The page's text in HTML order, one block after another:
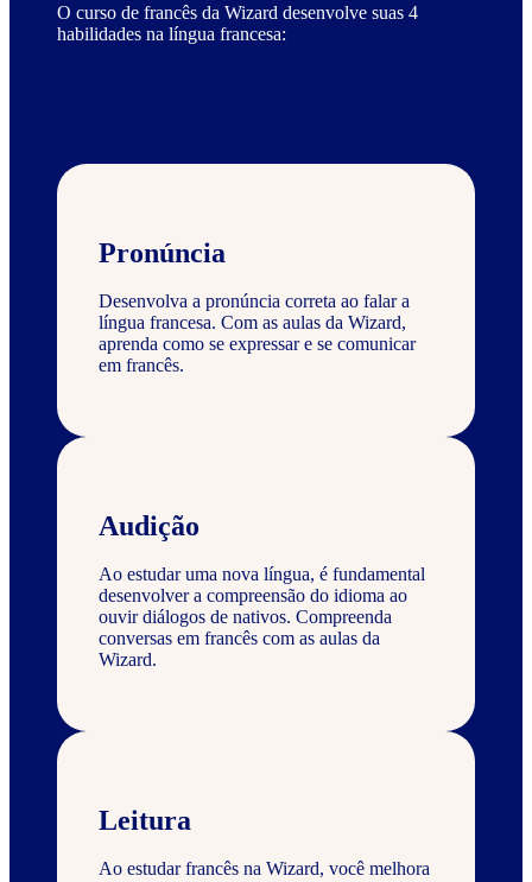
O curso de francês da Wizard desenvolve suas 4
habilidades na língua francesa:
Pronúncia
Desenvolva a pronúncia correta ao falar a
língua francesa. Com as aulas da Wizard,
aprenda como se expressar e se comunicar
em francês.
Audição
Ao estudar uma nova língua, é fundamental
desenvolver a compreensão do idioma ao
ouvir diálogos de nativos. Compreenda
conversas em francês com as aulas da
Wizard.
Leitura
Ao estudar francês na Wizard, você melhora